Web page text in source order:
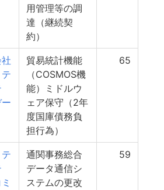
用管理等の調
達（継続契
約）
貿易統計機能
（COSMOS機
能）ミドルウ
ェア保守（2年
度国庫債務負
担行為）
65
通関事務総合
データ通信シ
ステムの更改
59